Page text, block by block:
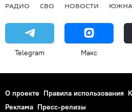
РАДИО СВО НОВОСТИ
Telegram Макс
О проекте Правила использования
Реклама Пресс-релизы